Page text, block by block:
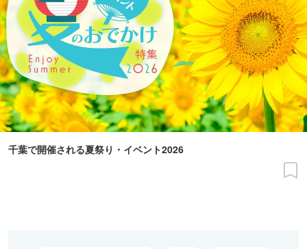
千葉で開催される夏祭り・イベント2026